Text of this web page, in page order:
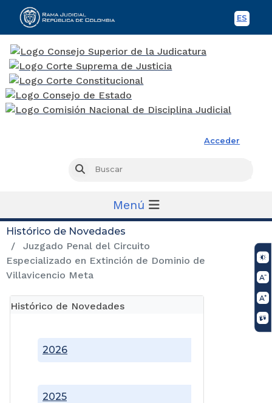
ES
Acceder
Buscar
Menú
Histórico de Novedades
Juzgado Penal del Circuito
Especializado en Extinción de Dominio de
Villavicencio Meta
Histórico de Novedades
2025
2026